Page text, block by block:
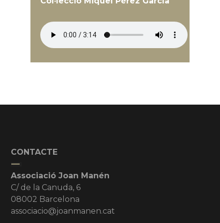
CONTACTE
Associació Joan Manén
C/ de la Canuda, 6
08002 Barcelona
associacio@joanmanen.cat